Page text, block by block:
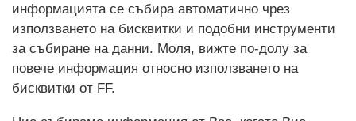
информацията се събира автоматично чрез
използването на бисквитки и подобни инструменти
за събиране на данни. Моля, вижте по-долу за
повече информация относно използването на
бисквитки от FF.